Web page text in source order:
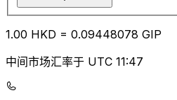
1.00 HKD = 0.09448078 GIP
中间市场汇率于 UTC 11:47